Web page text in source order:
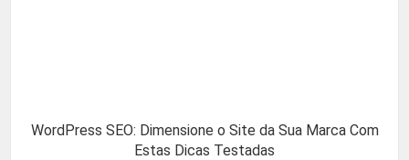
WordPress SEO: Dimensione o Site da Sua Marca Com
Estas Dicas Testadas